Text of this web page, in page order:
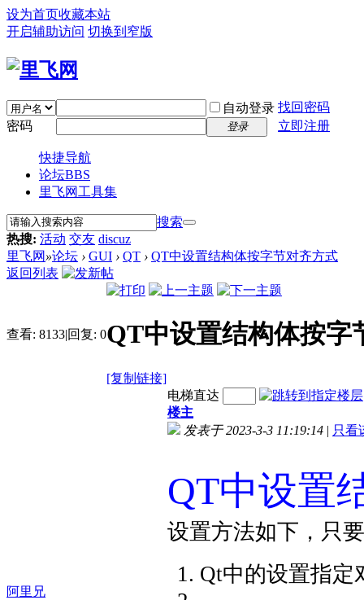
设为首页收藏本站
开启辅助访问 切换到窄版
自动登录 找回密码
密码
登录 立即注册
快捷导航
论坛BBS
里飞网工具集
搜索
热搜: 活动 交友 discuz
里飞网 »论坛 › GUI › QT › QT中设置结构体按字节对齐方式
返回列表
查看: 8133|回复: 0QT中设置结构体按字
[复制链接]
阿里兄
电梯直达
楼主
发表于 2023-3-3 11:19:14 | 只看
QT中设置
设置方法如下，只
Qt中的设置指定